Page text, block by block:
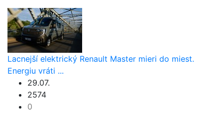
Lacnejší elektrický Renault Master mieri do miest.
Energiu vráti ...
29.07.
2574
0